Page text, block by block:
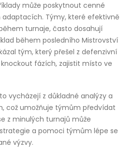
může poskytnout cenné
adaptacích. Týmy, které efektivně
turnaje, často dosahují
během posledního Mistrovství
tým, který přešel z defenzivní
fázích, zajistit místo ve
vycházejí z důkladné analýzy a
což umožňuje týmům předvídat
z minulých turnajů může
a pomoci týmům lépe se
výzvy.